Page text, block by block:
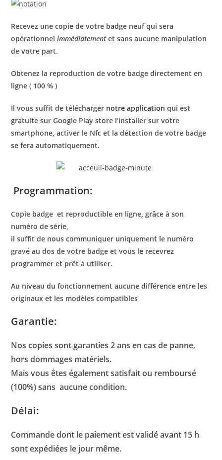
Recevez une copie de votre badge neuf qui sera
opérationnelimmédiatementet sans aucune manipulation
de votre part.
Obtenez la reproduction de votre badge directement en
ligne ( 100 % )
Il vous suffit de télécharger notre application qui est
gratuite sur Google Play store l’installer sur votre
smartphone, activer le Nfc et la détection de votre badge
se fera automatiquement.
Programmation:
Copie badge et reproductible en ligne, grâce à son
numéro de série,
il suffit de nous communiquer uniquement le numéro
gravé au dos de votre badge et vous le recevrez
programmer et prêt à utiliser.
Au niveau du fonctionnement aucune différence entre les
originaux et les modèles compatibles
Garantie:
Nos copies sont garanties 2 ans en cas de panne,
hors dommages matériels.
Mais vous êtes également satisfait ou remboursé
(100%) sans aucune condition.
Délai:
Commande dont le paiement est validé avant 15 h
sont expédiées le jour même.